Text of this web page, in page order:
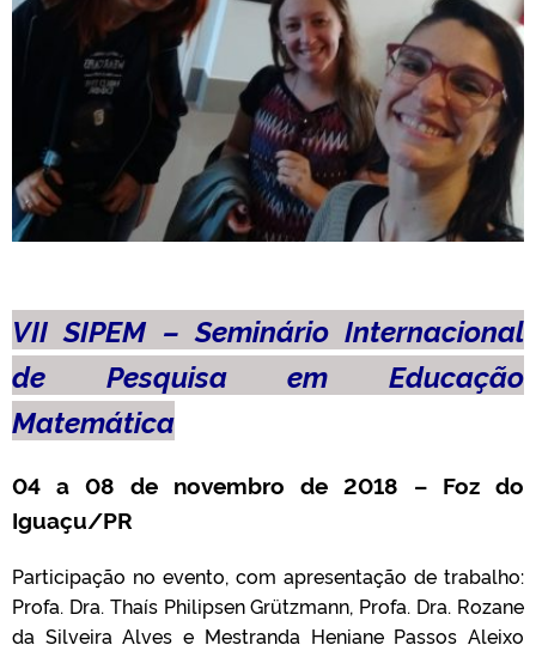
VII SIPEM – Seminário Internacional
de Pesquisa em Educação
Matemática
04 a 08 de novembro de 2018 – Foz do
Iguaçu/PR
Participação no evento, com apresentação de trabalho:
Profa. Dra. Thaís Philipsen Grützmann, Profa. Dra. Rozane
da Silveira Alves e Mestranda Heniane Passos Aleixo